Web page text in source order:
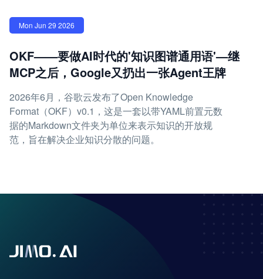
Mon Jun 29 2026
OKF——要做AI时代的'知识图谱通用语'—继
MCP之后，Google又扔出一张Agent王牌
2026年6月，谷歌云发布了Open Knowledge
Format（OKF）v0.1，这是一套以带YAML前置元数
据的Markdown文件夹为单位来表示知识的开放规
范，旨在解决企业知识分散的问题。